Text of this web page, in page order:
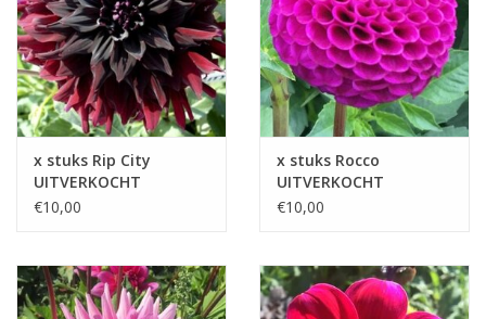
x stuks Rip City
UITVERKOCHT
€10,00
x stuks Rocco
UITVERKOCHT
€10,00